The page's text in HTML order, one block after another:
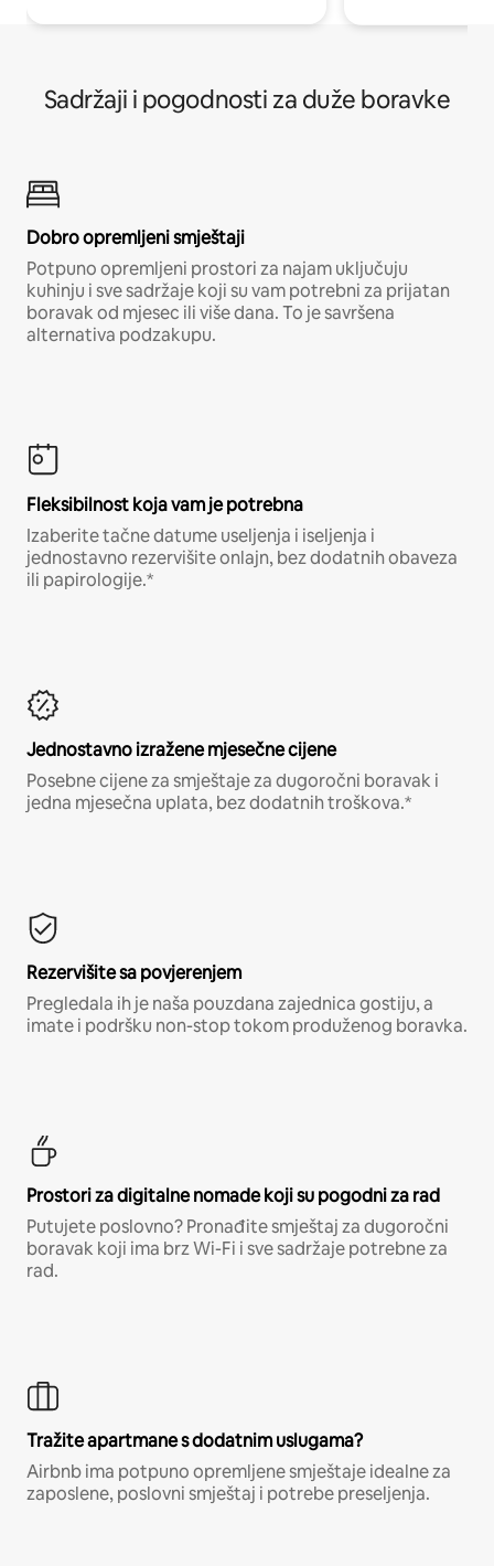
Sadržaji i pogodnosti za duže boravke
Dobro opremljeni smještaji
Potpuno opremljeni prostori za najam uključuju
kuhinju i sve sadržaje koji su vam potrebni za prijatan
boravak od mjesec ili više dana. To je savršena
alternativa podzakupu.
Fleksibilnost koja vam je potrebna
Izaberite tačne datume useljenja i iseljenja i
jednostavno rezervišite onlajn, bez dodatnih obaveza
ili papirologije.*
Jednostavno izražene mjesečne cijene
Posebne cijene za smještaje za dugoročni boravak i
jedna mjesečna uplata, bez dodatnih troškova.*
Rezervišite sa povjerenjem
Pregledala ih je naša pouzdana zajednica gostiju, a
imate i podršku non-stop tokom produženog boravka.
Prostori za digitalne nomade koji su pogodni za rad
Putujete poslovno? Pronađite smještaj za dugoročni
boravak koji ima brz Wi-Fi i sve sadržaje potrebne za
rad.
Tražite apartmane s dodatnim uslugama?
Airbnb ima potpuno opremljene smještaje idealne za
zaposlene, poslovni smještaj i potrebe preseljenja.